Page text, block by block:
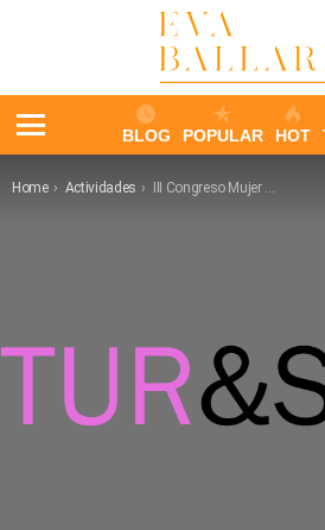
BLOG POPULAR HOT
You are here:
Home Actividades III Congreso Mujer & Turismo